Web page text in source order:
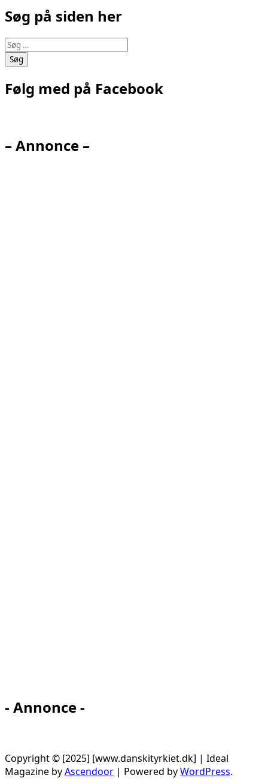
Søg på siden her
Søg
efter:
Følg med på Facebook
– Annonce –
- Annonce -
Copyright © [2025] [www.danskityrkiet.dk] | Ideal
Magazine byAscendoor | Powered byWordPress.